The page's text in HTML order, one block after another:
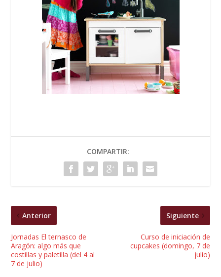
COMPARTIR:
Anterior
Jornadas El ternasco de
Aragón: algo más que
costillas y paletilla (del 4 al
7 de julio)
Siguiente
Curso de iniciación de
cupcakes (domingo, 7 de
julio)